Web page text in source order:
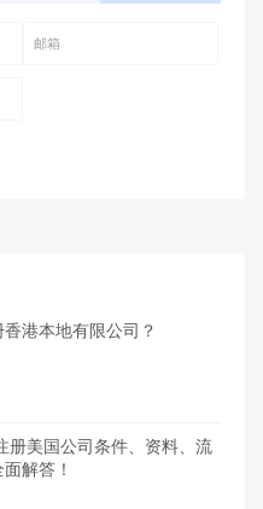
港本地有限公司？
册美国公司条件、资料、流
解答！